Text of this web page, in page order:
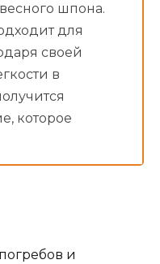
шпона.
для
своей
в
которое
и